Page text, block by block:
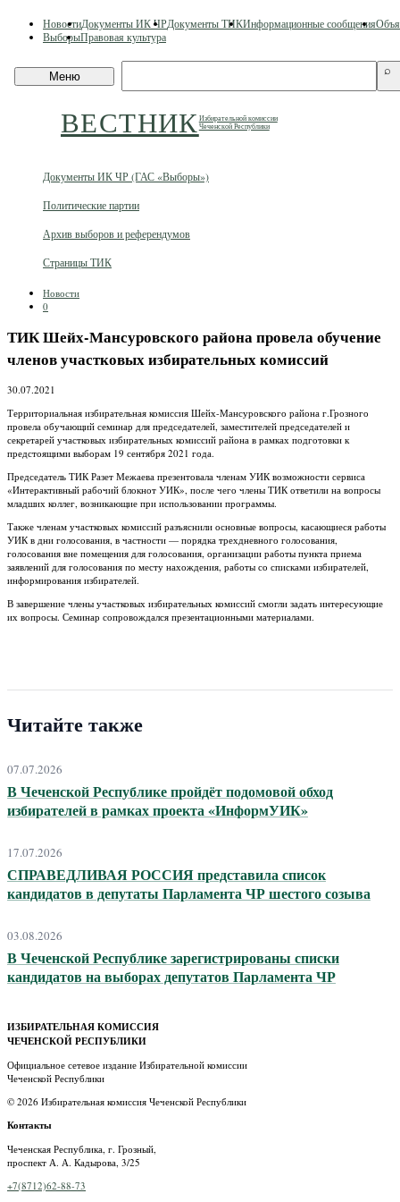
content
НовостиДокументы ИК ЧРДокументы ТИКИнформационные сообщения
ВыборыПравовая культура
Меню
ВЕСТНИКИзбирательной комиссии
Чеченской Республики
сайту
⌕
Документы ИК ЧР (ГАС «Выборы»)
Политические партии
Архив выборов и референдумов
Страницы ТИК
Новости
0
ТИК Шейх-Мансуровского района провела обучение
членов участковых избирательных комиссий
30.07.2021
Территориальная избирательная комиссия Шейх-Мансуровского района г.Грозного
провела обучающий семинар для председателей, заместителей председателей и
секретарей участковых избирательных комиссий района в рамках подготовки к
предстоящими выборам 19 сентября 2021 года.
Председатель ТИК Разет Межаева презентовала членам УИК возможности сервиса
«Интерактивный рабочий блокнот УИК», после чего члены ТИК ответили на вопросы
младших коллег, возникающие при использовании программы.
Также членам участковых комиссий разъяснили основные вопросы, касающиеся работы
УИК в дни голосования, в частности — порядка трехдневного голосования,
голосования вне помещения для голосования, организации работы пункта приема
заявлений для голосования по месту нахождения, работы со списками избирателей,
информирования избирателей.
В завершение члены участковых избирательных комиссий смогли задать интересующие
их вопросы. Семинар сопровождался презентационными материалами.
Читайте также
07.07.2026
В Чеченской Республике пройдёт подомовой обход
избирателей в рамках проекта «ИнформУИК»
17.07.2026
СПРАВЕДЛИВАЯ РОССИЯ представила список
кандидатов в депутаты Парламента ЧР шестого созыва
03.08.2026
В Чеченской Республике зарегистрированы списки
кандидатов на выборах депутатов Парламента ЧР
ИЗБИРАТЕЛЬНАЯ КОМИССИЯ
ЧЕЧЕНСКОЙ РЕСПУБЛИКИ
Официальное сетевое издание Избирательной комиссии
Чеченской Республики
© 2026 Избирательная комиссия Чеченской Республики
Контакты
Чеченская Республика, г. Грозный,
проспект А. А. Кадырова, 3/25
+7(8712)62-88-73